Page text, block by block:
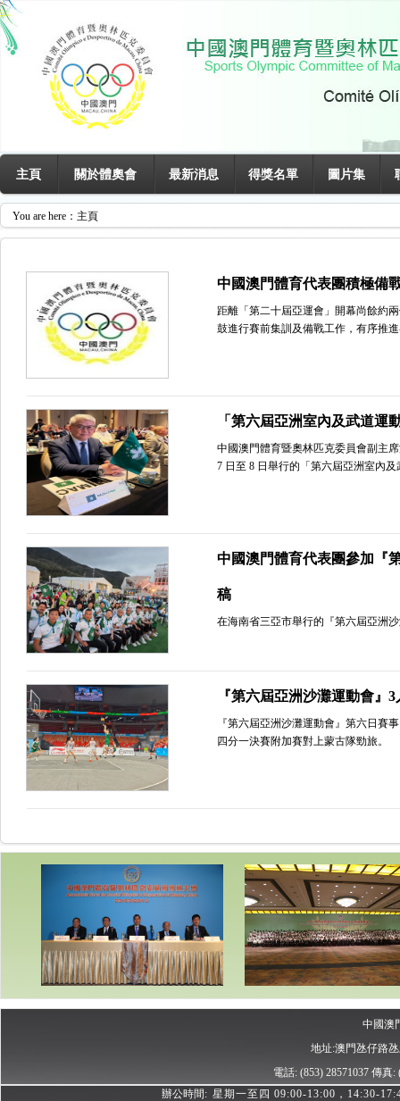
主頁 關於體奧會 最新消息 得獎名單 圖片集
You are here：主頁
中國澳門體育代表團積極備
距離「第二十屆亞運會」開幕尚餘約
鼓進行賽前集訓及備戰工作，有序推
「第六屆亞洲室內及武道運
中國澳門體育暨奧林匹克委員會副主
7 日至 8 日舉行的「第六屆亞洲室內
中國澳門體育代表團參加『
稿
在海南省三亞市舉行的『第六屆亞洲
『第六屆亞洲沙灘運動會』
『第六屆亞洲沙灘運動會』第六日賽
四分一決賽附加賽對上蒙古隊勁旅。
中國澳
地址:澳門氹仔路
電話: (853) 28571037 傳真:
辦公時間: 星期一至四 09:00-13:00，14:30-